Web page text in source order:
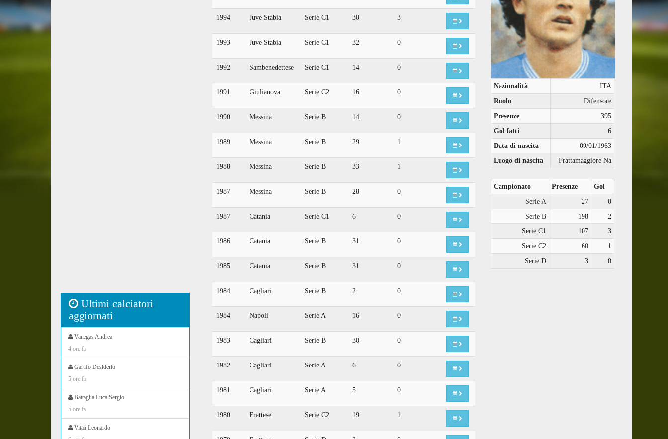
Ultimi calciatori
aggiornati
Vanegas Andrea
4 ore fa
Garufo Desiderio
5 ore fa
Battaglia Luca Sergio
5 ore fa
Vitali Leonardo
1994 Juve Stabia Serie C1 30 3
1993 Juve Stabia Serie C1 32 0
1992 Sambenedettese Serie C1 14 0
1991 Giulianova Serie C2 16 0
1990 Messina Serie B 14 0
1989 Messina Serie B 29 1
1988 Messina Serie B 33 1
1987 Messina Serie B 28 0
1987 Catania Serie C1 6 0
1986 Catania Serie B 31 0
1985 Catania Serie B 31 0
1984 Cagliari Serie B 2 0
1984 Napoli Serie A 16 0
1983 Cagliari Serie B 30 0
1982 Cagliari Serie A 6 0
1981 Cagliari Serie A 5 0
1980 Frattese Serie C2 19 1
Nazionalità
ITA
Ruolo
Difensore
Presenze
395
Gol fatti
6
Data di nascita
09/01/1963
Luogo di nascita
Frattamaggiore Na
Campionato Presenze
Gol
Serie A
27
0
Serie B
198
2
Serie C1
107
3
Serie C2
60
1
Serie D
3 0